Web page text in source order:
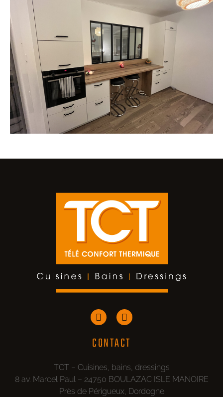
CONTACT
TCT – Cuisines, bains, dressings
8 av. Marcel Paul – 24750 BOULAZAC ISLE MANOIRE
Près de Périgueux, Dordogne